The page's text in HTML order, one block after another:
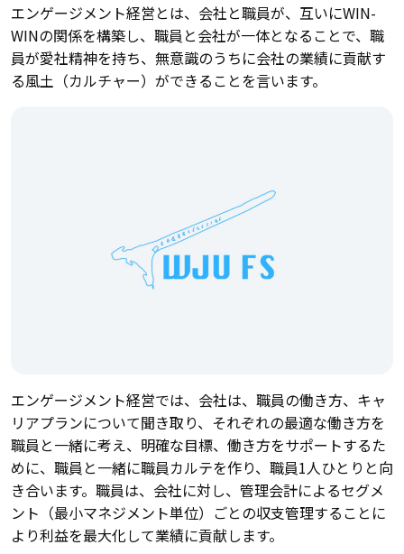
エンゲージメント経営とは、会社と職員が、互いにWIN-
WINの関係を構築し、職員と会社が一体となることで、職
員が愛社精神を持ち、無意識のうちに会社の業績に貢献す
る風土（カルチャー）ができることを言います。
エンゲージメント経営では、会社は、職員の働き方、キャ
リアプランについて聞き取り、それぞれの最適な働き方を
職員と一緒に考え、明確な目標、働き方をサポートするた
めに、職員と一緒に職員カルテを作り、職員1人ひとりと向
き合います。職員は、会社に対し、管理会計によるセグメ
ント（最小マネジメント単位）ごとの収支管理することに
より利益を最大化して業績に貢献します。